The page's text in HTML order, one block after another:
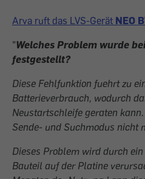
Arva ruft das LVS-Gerät NEO
"Welches Problem wurde
festgestellt?
Diese Fehlfunktion fuehrt zu
Batterieverbrauch, wodurch
Neustartschleife geraten
Sende- und Suchmodus nicht
Dieses Problem wird durch
Bauteil auf der Platine